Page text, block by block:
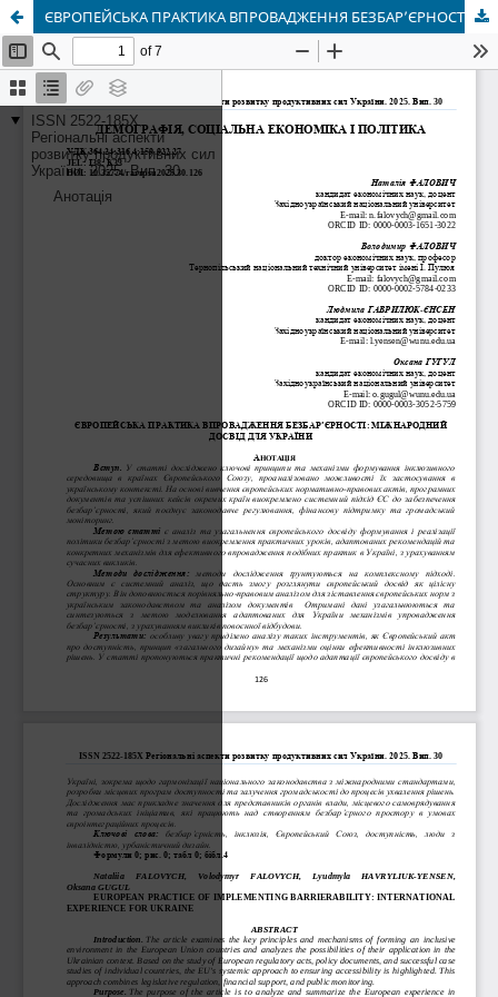
ЄВРОПЕЙСЬКА ПРАКТИКА ВПРОВАДЖЕННЯ БЕЗБАР’ЄРНОСТІ: МІЖНАРОДНИЙ ДОСВІД ДЛЯ УКРАЇНИ